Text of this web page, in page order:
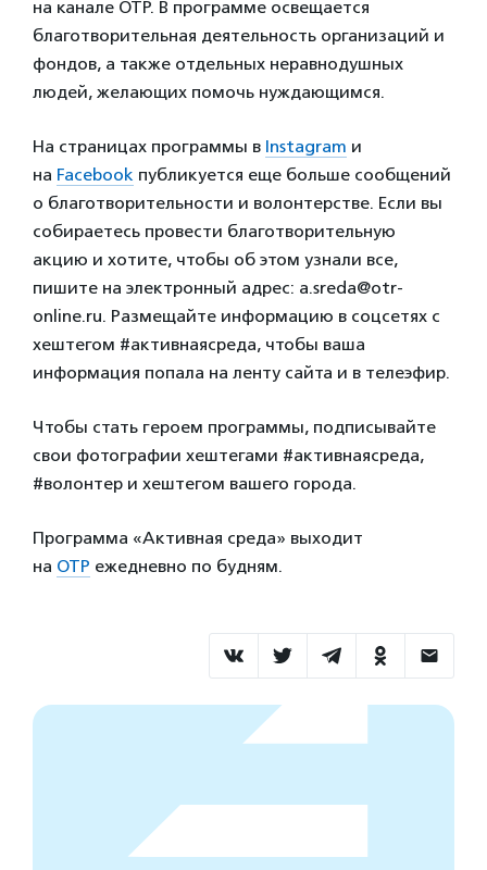
на канале ОТР. В программе освещается
благотворительная деятельность организаций и
фондов, а также отдельных неравнодушных
людей, желающих помочь нуждающимся.
На страницах программы в Instagram и
на Facebook публикуется еще больше сообщений
о благотворительности и волонтерстве. Если вы
собираетесь провести благотворительную
акцию и хотите, чтобы об этом узнали все,
пишите на электронный адрес: a.sreda@otr-
online.ru. Размещайте информацию в соцсетях с
хештегом #активнаясреда, чтобы ваша
информация попала на ленту сайта и в телеэфир.
Чтобы стать героем программы, подписывайте
свои фотографии хештегами #активнаясреда,
#волонтер и хештегом вашего города.
Программа «Активная среда» выходит
на ОТР ежедневно по будням.